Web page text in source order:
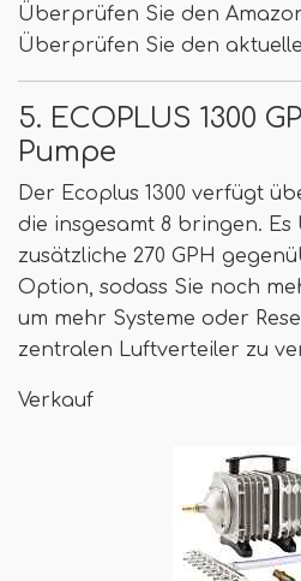
Überprüfen Sie den
Überprüfen Sie den
5. ECOPLUS 1300
Pumpe
Der Ecoplus 1300 verfügt
die insgesamt 8 bringen. Es
zusätzliche 270 GPH
Option, sodass Sie noch
um mehr Systeme oder
zentralen Luftverteiler zu
Verkauf